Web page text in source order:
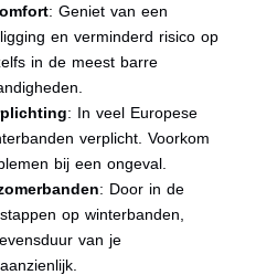
: Geniet van een
en verminderd risico op
in de meest barre
: In veel Europese
verplicht. Voorkom
bij een ongeval.
: Door in de
op winterbanden,
van je
aanzienlijk.